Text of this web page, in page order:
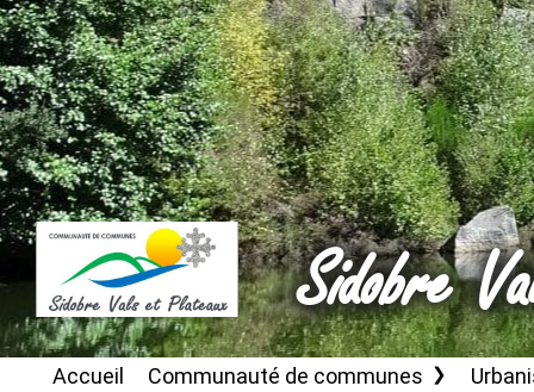
Sidobre
Accueil Communauté de communes